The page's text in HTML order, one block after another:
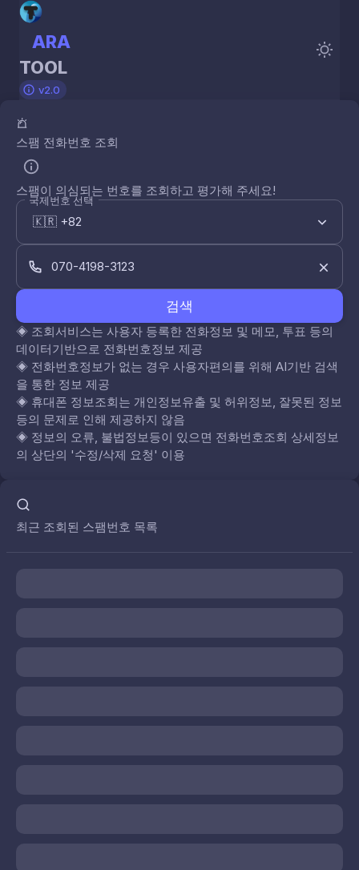
ARA
TOOL
v2.0
스팸 전화번호 조회
스팸이 의심되는 번호를 조회하고 평가해 주세요!
국제번호 선택
검색
◈ 조회서비스는 사용자 등록한 전화정보 및 메모, 투표 등의
데이터기반으로 전화번호정보 제공
◈ 전화번호정보가 없는 경우 사용자편의를 위해 AI기반 검색
을 통한 정보 제공
◈ 휴대폰 정보조회는 개인정보유출 및 허위정보, 잘못된 정보
등의 문제로 인해 제공하지 않음
◈ 정보의 오류, 불법정보등이 있으면 전화번호조회 상세정보
의 상단의 '수정/삭제 요청' 이용
최근 조회된 스팸번호 목록